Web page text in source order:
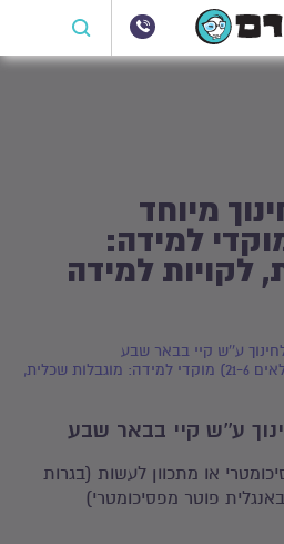
מיוחד
21-6) מוקדי למידה:
לקויות למידה
ע''ש קיי בבאר שבע
תואר ראשון בחינוך מיוחד (גילאים 21-6) מוקדי למידה: מוגבלות שכלית,
ע''ש קיי בבאר שבע
או מתכוון לעשות (בגרות